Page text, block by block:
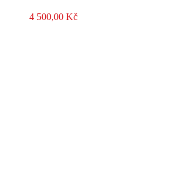
4 500,00 Kč